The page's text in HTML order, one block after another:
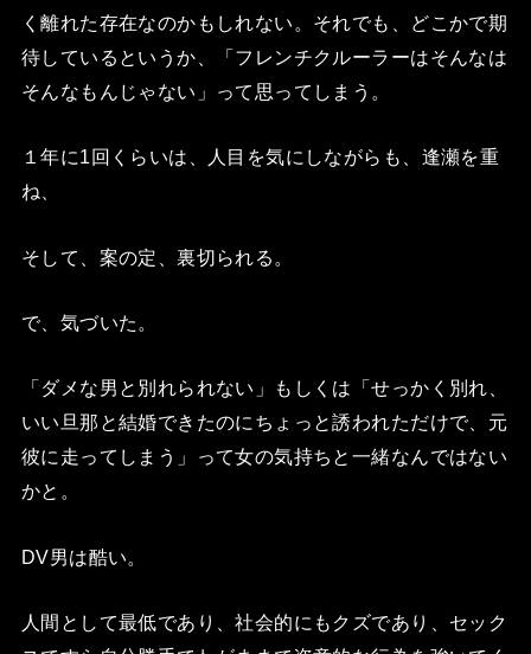
く離れた存在なのかもしれない。それでも、どこかで期
待しているというか、「フレンチクルーラーはそんなは
そんなもんじゃない」って思ってしまう。
１年に1回くらいは、人目を気にしながらも、逢瀬を重
ね、
そして、案の定、裏切られる。
で、気づいた。
「ダメな男と別れられない」もしくは「せっかく別れ、
いい旦那と結婚できたのにちょっと誘われただけで、元
彼に走ってしまう」って女の気持ちと一緒なんではない
かと。
DV男は酷い。
人間として最低であり、社会的にもクズであり、セック